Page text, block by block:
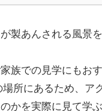
製あんされる風景
族での見学にもおす
所にあるため、ア
かを実際に見て学